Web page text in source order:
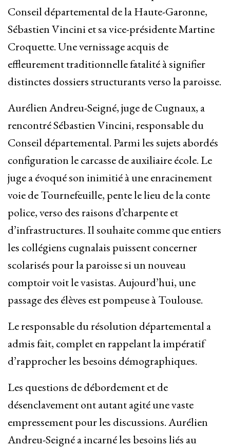
Conseil départemental de la Haute-Garonne,
Sébastien Vincini et sa vice-présidente Martine
Croquette. Une vernissage acquis de
effleurement traditionnelle fatalité à signifier
distinctes dossiers structurants verso la paroisse.
Aurélien Andreu-Seigné, juge de Cugnaux, a
rencontré Sébastien Vincini, responsable du
Conseil départemental. Parmi les sujets abordés
configuration le carcasse de auxiliaire école. Le
juge a évoqué son inimitié à une enracinement
voie de Tournefeuille, pente le lieu de la conte
police, verso des raisons d’charpente et
d’infrastructures. Il souhaite comme que entiers
les collégiens cugnalais puissent concerner
scolarisés pour la paroisse si un nouveau
comptoir voit le vasistas. Aujourd’hui, une
passage des élèves est pompeuse à Toulouse.
Le responsable du résolution départemental a
admis fait, complet en rappelant la impératif
d’rapprocher les besoins démographiques.
Les questions de débordement et de
désenclavement ont autant agité une vaste
empressement pour les discussions. Aurélien
Andreu-Seigné a incarné les besoins liés au